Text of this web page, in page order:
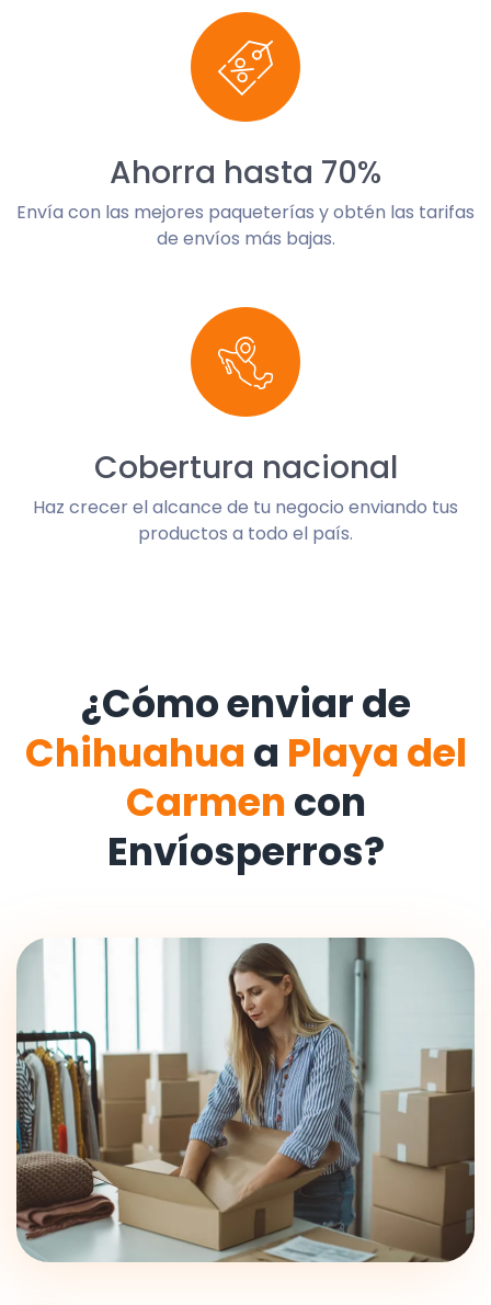
Ahorra hasta 70%
Envía con las mejores paqueterías y obtén las tarifas
de envíos más bajas.
Cobertura nacional
Haz crecer el alcance de tu negocio enviando tus
productos a todo el país.
¿Cómo enviar de
Chihuahua a Playa del
Carmen con
Envíosperros?